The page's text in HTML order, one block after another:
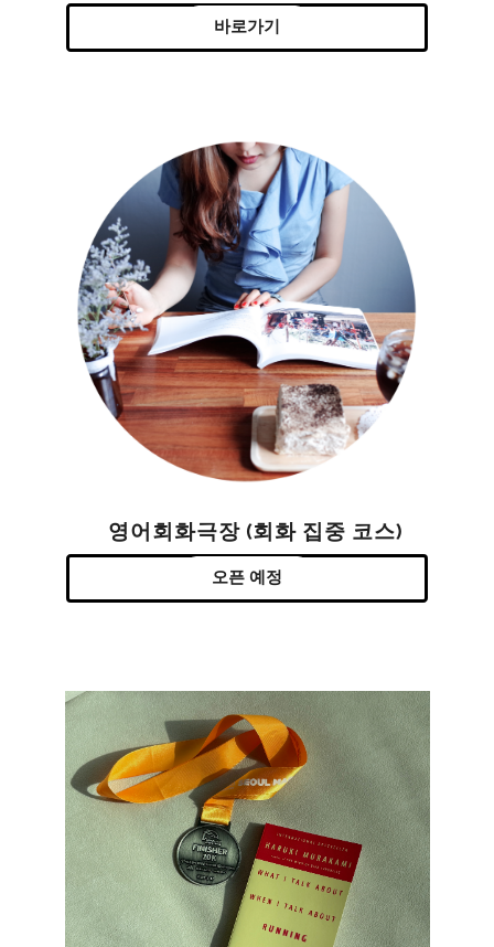
바로가기
영어회화극장 (회화 집중 코스)
오픈 예정